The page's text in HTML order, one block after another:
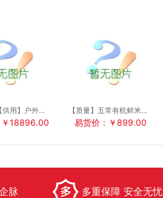
【质量】【供用】户外幼儿组合滑梯-游乐设备
￥18896.00
【质量】五常有机鲜米卡 大米
易货价：￥899.00
脉 多重保障 安全无忧